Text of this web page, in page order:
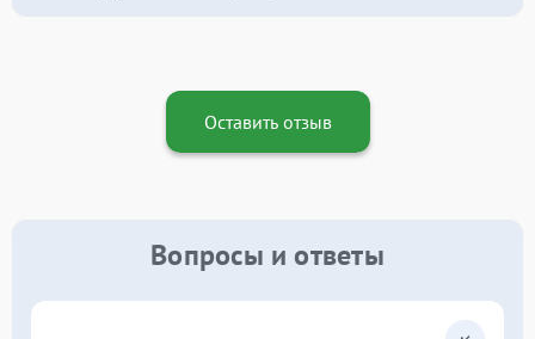
Оставить отзыв
Вопросы и ответы